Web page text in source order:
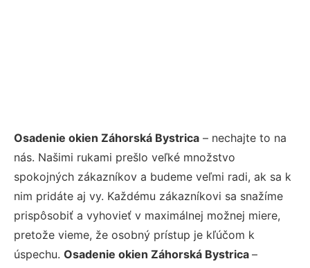
Osadenie okien Záhorská Bystrica – nechajte to na
nás. Našimi rukami prešlo veľké množstvo
spokojných zákazníkov a budeme veľmi radi, ak sa k
nim pridáte aj vy. Každému zákazníkovi sa snažíme
prispôsobiť a vyhovieť v maximálnej možnej miere,
pretože vieme, že osobný prístup je kľúčom k
úspechu. Osadenie okien Záhorská Bystrica –